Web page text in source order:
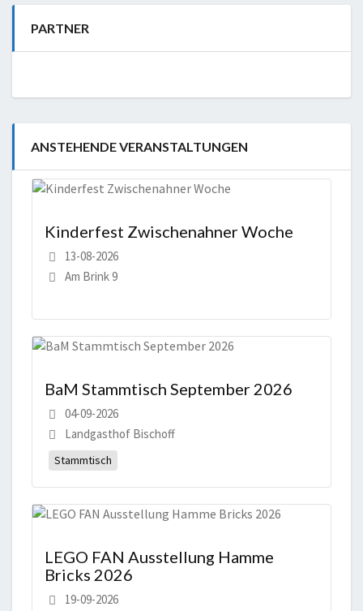
PARTNER
ANSTEHENDE VERANSTALTUNGEN
Kinderfest Zwischenahner Woche
13-08-2026
Am Brink 9
BaM Stammtisch September 2026
04-09-2026
Landgasthof Bischoff
Stammtisch
LEGO FAN Ausstellung Hamme
Bricks 2026
19-09-2026